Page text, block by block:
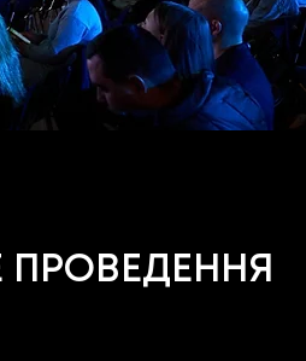
ПРОВЕДЕННЯ